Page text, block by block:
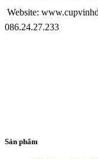
Website:
086.24.27.233
Sản phẩm